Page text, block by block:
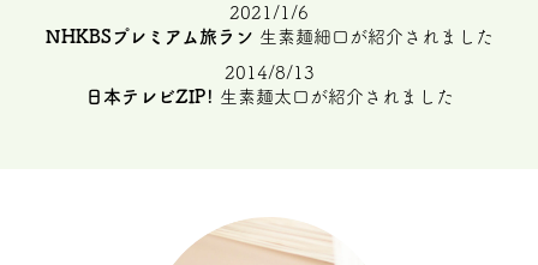
2021/1/6
NHKBSプレミアム旅ラン 生素麺細口が紹介されました
2014/8/13
日本テレビZIP! 生素麺太口が紹介されました